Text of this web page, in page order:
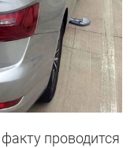
проводится